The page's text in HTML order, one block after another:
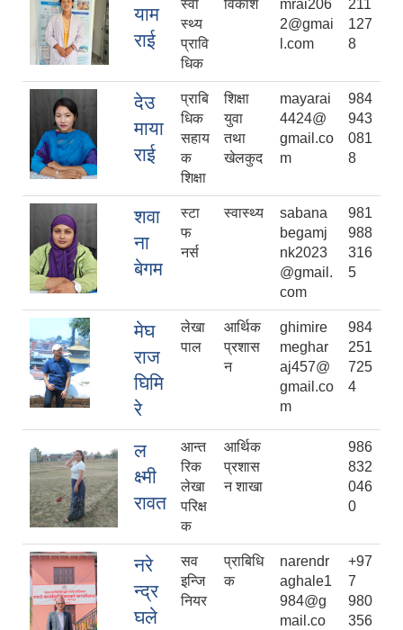
याम
राई
स्वा
स्थ्य
प्रावि
धिक
विकाश
mrai206
2@gmai
l.com
211
127
8
देउ
माया
राई
प्राबि
धिक
सहाय
क
शिक्षा
शिक्षा
युवा
तथा
खेलकुद
mayarai
4424@
gmail.co
m
984
943
081
8
शवा
ना
बेगम
स्टा
फ
नर्स
स्वास्थ्य
sabana
begamj
nk2023
@gmail.
com
981
988
316
5
मेघ
राज
घिमि
रे
लेखा
पाल
आर्थिक
प्रशास
न
ghimire
meghar
aj457@
gmail.co
m
984
251
725
4
ल
क्ष्मी
रावत
आन्त
रिक
लेखा
परिक्ष
क
आर्थिक
प्रशास
न शाखा
986
832
046
0
नरे
न्द्र
घले
सव
इन्जि
नियर
प्राबिधि
क
narendr
aghale1
984@g
mail.co
+97
7
980
356